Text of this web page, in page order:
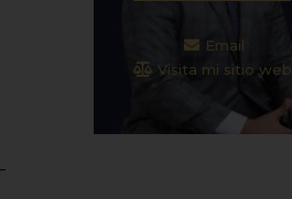
Email
Visita mi sitio web